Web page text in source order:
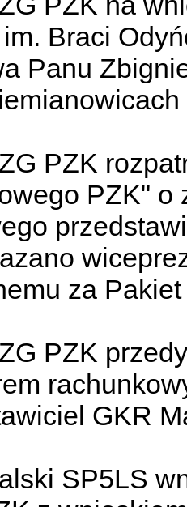
im. Braci
Panu
PZK
PZK" o
za Pakiet
PZK
GKR
SP5LS